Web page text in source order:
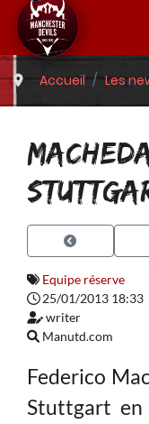
Accueil Les
Equipe réserve
25/01/2013 18:33
writer
Manutd.com
Federico
Stuttgart